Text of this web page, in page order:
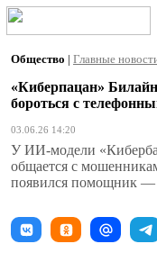
Общество | Главные
«Киберпацан»
бороться с
03.06.26 14:20
У ИИ-модели
общается с
появился помощник —